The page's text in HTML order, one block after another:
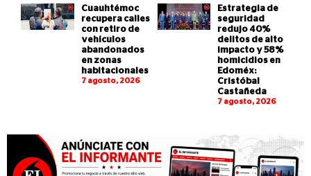
Cuauhtémoc
recupera calles
con retiro de
vehículos
abandonados
en zonas
habitacionales
7 agosto, 2026
Estrategia de
seguridad
redujo 40%
delitos de alto
impacto y 58%
homicidios en
Edoméx:
Cristóbal
Castañeda
7 agosto, 2026